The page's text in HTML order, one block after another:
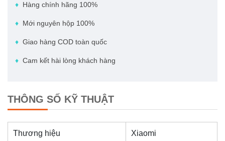
♦ Hàng chính hãng 100%
♦ Mới nguyên hộp 100%
♦ Giao hàng COD toàn quốc
♦ Cam kết hài lòng khách hàng
THÔNG SỐ KỸ THUẬT
Thương hiệu Xiaomi